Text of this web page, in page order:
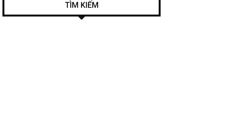
TÌM KIẾM